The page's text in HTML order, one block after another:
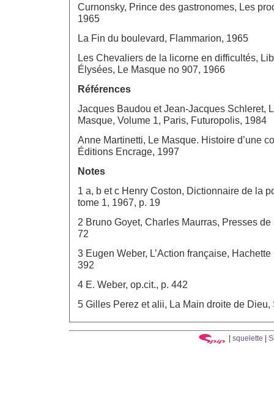
Curnonsky, Prince des gastronomes, Les
1965
La Fin du boulevard, Flammarion, 1965
Les Chevaliers de la licorne en difficultés,
Élysées, Le Masque no 907, 1966
Références
Jacques Baudou et Jean-Jacques Schleret,
Masque, Volume 1, Paris, Futuropolis, 1984
Anne Martinetti, Le Masque. Histoire d’une
Éditions Encrage, 1997
Notes
1 a, b et c Henry Coston, Dictionnaire de la
tome 1, 1967, p. 19
2 Bruno Goyet, Charles Maurras, Presses
72
3 Eugen Weber, L’Action française,
392
4 E. Weber, op.cit., p. 442
5 Gilles Perez et alii, La Main droite de Dieu,
squelette